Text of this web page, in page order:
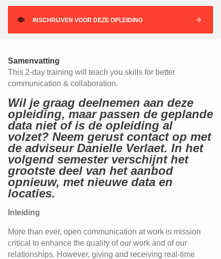
INSCHRIJVEN VOOR DEZE OPLEIDING
Samenvatting
This 2-day training will teach you skills for better
communication & collaboration.
Wil je graag deelnemen aan deze
opleiding, maar passen de geplande
data niet of is de opleiding al
volzet? Neem gerust contact op met
de adviseur Danielle Verlaet. In het
volgend semester verschijnt het
grootste deel van het aanbod
opnieuw, met nieuwe data en
locaties.
Inleiding
More than ever, open communication at work is mission
critical to enhance the quality of our work and of our
relationships. However, giving and receiving real-time